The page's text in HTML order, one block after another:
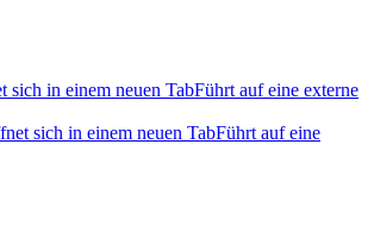
sich in einem neuen TabFührt auf eine externe
sich in einem neuen TabFührt auf eine